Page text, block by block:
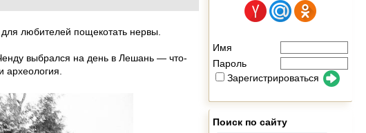
для любителей пощекотать нервы.
выбрался на день в Лешань — что-
археология.
Имя
Пароль
Зарегистрироваться
Поиск по сайту